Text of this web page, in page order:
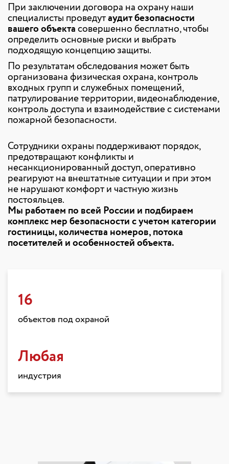
При заключении договора на охрану наши
специалисты проведутаудит безопасности
вашего объектасовершенно бесплатно, чтобы
определить основные риски и выбрать
подходящую концепцию защиты.
По результатам обследования может быть
организована физическая охрана, контроль
входных групп и служебных помещений,
патрулирование территории, видеонаблюдение,
контроль доступа и взаимодействие с системами
пожарной безопасности.
Сотрудники охраны поддерживают порядок,
предотвращают конфликты и
несанкционированный доступ, оперативно
реагируют на внештатные ситуации и при этом
не нарушают комфорт и частную жизнь
постояльцев.
Мы работаем по всей России и подбираем
комплекс мер безопасности с учетом категории
гостиницы, количества номеров, потока
посетителей и особенностей объекта.
16
объектов под охраной
Любая
индустрия